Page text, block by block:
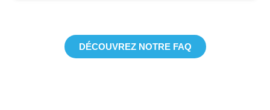
DÉCOUVREZ NOTRE FAQ